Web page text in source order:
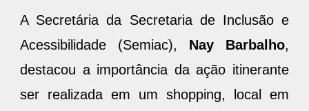
A Secretária da Secretaria de Inclusão e
Acessibilidade (Semiac), Nay Barbalho,
destacou a importância da ação itinerante
ser realizada em um shopping, local em